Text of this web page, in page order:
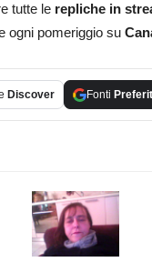
tutte le repliche in
ogni pomeriggio su
Discover Fonti